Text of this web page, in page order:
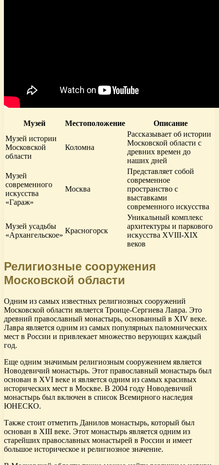
Музей Местоположение
Описание
Музей истории
Московской
области
Коломна
Рассказывает об истории
Московской области с
древних времен до
наших дней
Музей
современного
искусства
«Гараж»
Москва
Представляет собой
современное
пространство с
выставками
современного искусства
Музей усадьбы
«Архангельское»
Красногорск
Уникальный комплекс
архитектуры и паркового
искусства XVIII-XIX
веков
Религиозные сооружения
Московской области
Одним из самых известных религиозных сооружений
Московской области является Троице-Сергиева Лавра. Это
древний православный монастырь, основанный в XIV веке.
Лавра является одним из самых популярных паломнических
мест в России и привлекает множество верующих каждый
год.
Еще одним значимым религиозным сооружением является
Новодевичий монастырь. Этот православный монастырь был
основан в XVI веке и является одним из самых красивых
исторических мест в Москве. В 2004 году Новодевичий
монастырь был включен в список Всемирного наследия
ЮНЕСКО.
Также стоит отметить Данилов монастырь, который был
основан в XIII веке. Этот монастырь является одним из
старейших православных монастырей в России и имеет
большое историческое и религиозное значение.